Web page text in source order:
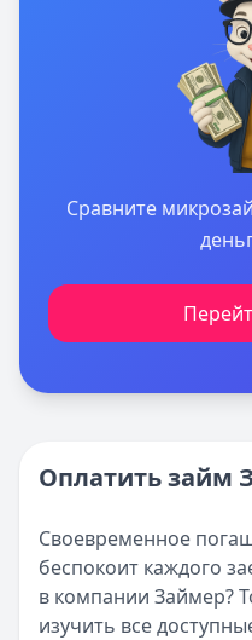
Сравните
Оплатить займ
Своевременное
беспокоит каждого
в компании Займер?
изучить все